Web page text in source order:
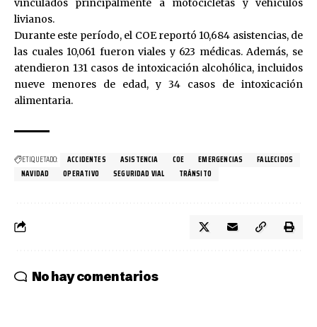
vinculados principalmente a motocicletas y vehículos
livianos.
Durante este período, el COE reportó 10,684 asistencias, de
las cuales 10,061 fueron viales y 623 médicas. Además, se
atendieron 131 casos de intoxicación alcohólica, incluidos
nueve menores de edad, y 34 casos de intoxicación
alimentaria.
ETIQUETADO: ACCIDENTES ASISTENCIA COE EMERGENCIAS
FALLECIDOS
NAVIDAD
OPERATIVO SEGURIDAD VIAL TRÁNSITO
No hay comentarios